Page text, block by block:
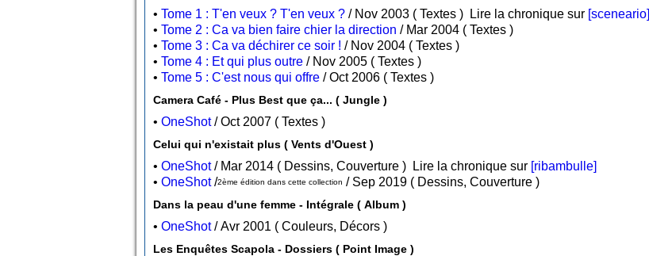
• Tome 1 : T'en veux ? T'en veux ? / Nov 2003 ( Textes ) Lire la chronique sur [sceneario]
• Tome 2 : Ca va bien faire chier la direction
/ Mar 2004 ( Textes )
• Tome 3 : Ca va déchirer ce soir !
/ Nov 2004 ( Textes )
• Tome 4 : Et qui plus outre
/ Nov 2005 ( Textes )
• Tome 5 : C'est nous qui offre / Oct 2006 ( Textes )
Camera Café - Plus Best que ça... ( Jungle )
• OneShot / Oct 2007 ( Textes )
Celui qui n'existait plus ( Vents d'Ouest )
• OneShot / Mar 2014 ( Dessins, Couverture ) Lire la chronique sur [ribambulle]
• OneShot/2ème édition dans cette collection / Sep 2019 ( Dessins, Couverture )
Dans la peau d'une femme - Intégrale ( Album )
• OneShot / Avr 2001 ( Couleurs, Décors )
Les Enquêtes Scapola - Dossiers ( Point Image )